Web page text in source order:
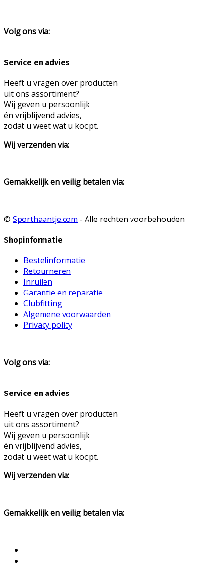
Volg ons via:
Service en advies
Heeft u vragen over producten
uit ons assortiment?
Wij geven u persoonlijk
én vrijblijvend advies,
zodat u weet wat u koopt.
Wij verzenden via:
Gemakkelijk en veilig betalen via:
© Sporthaantje.com - Alle rechten voorbehouden
Shopinformatie
Bestelinformatie
Retourneren
Inruilen
Garantie en reparatie
Clubfitting
Algemene voorwaarden
Privacy policy
Volg ons via:
Service en advies
Heeft u vragen over producten
uit ons assortiment?
Wij geven u persoonlijk
én vrijblijvend advies,
zodat u weet wat u koopt.
Wij verzenden via:
Gemakkelijk en veilig betalen via: